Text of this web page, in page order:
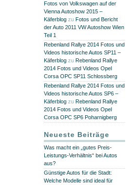
Fotos von Volkswagen auf der
Vienna Autoshow 2015 –
Käferblog zu Fotos und Bericht
der Auto 2011 VW Autoshow Wien
Teil 1
Rebenland Rallye 2014 Fotos und
Videos historische Autos SP11 –
Käferblog zu Rebenland Rallye
2014 Fotos und Videos Opel
Corsa OPC SP11 Schlossberg
Rebenland Rallye 2014 Fotos und
Videos historische Autos SP6 –
Käferblog zu Rebenland Rallye
2014 Fotos und Videos Opel
Corsa OPC SP6 Poharnigberg
Neueste Beiträge
Was macht ein „gutes Preis-
Leistungs-Verhältnis“ bei Autos
aus?
Günstige Autos für die Stadt:
Welche Modelle sind ideal für